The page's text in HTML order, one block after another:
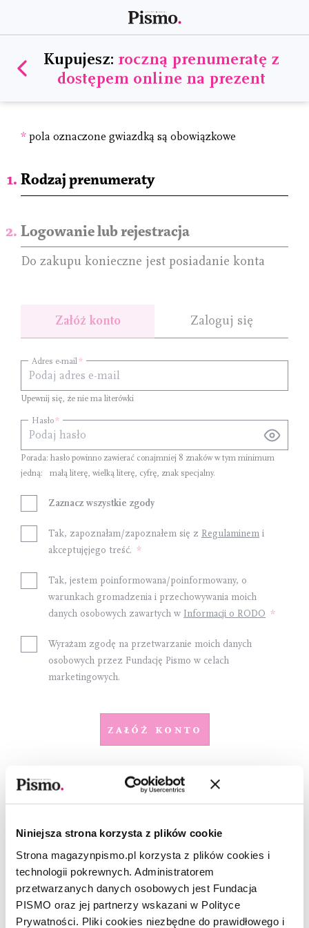
Niniejsza strona korzysta z plików cookie
Strona magazynpismo.pl korzysta z plików cookies i
technologii pokrewnych. Administratorem
przetwarzanych danych osobowych jest Fundacja
PISMO oraz jej partnerzy wskazani w Polityce
Prywatności. Pliki cookies niezbędne do prawidłowego i
Kupujesz: roczną prenumeratę z
dostępem online na prezent
* pola oznaczone gwiazdką są obowiązkowe
Rodzaj prenumeraty
Logowanie lub rejestracja
Do zakupu konieczne jest posiadanie konta
Załóż konto
Adres e-mail
Upewnij się, że nie ma literówki
Hasło
Porada: hasło powinno zawierać conajmniej 8 znakóww tym minimum
jedną:
małą literę, wielką literę, cyfrę, znak specjalny.
Zaznacz wszystkie zgody
Tak, zapoznałam/zapoznałem się z Regulaminem i
akceptujęjego treść.
Tak, jestem poinformowana/poinformowany, o
warunkach gromadzenia i przechowywania moich
danych osobowych zawartych w Informacji o RODO
Wyrażam zgodę na przetwarzanie moich danych
osobowych przez Fundację Pismo w celach
marketingowych.
Załóż konto
Zaloguj się
Dostawa
Sposób dostawy
Orlen Paczka
+ 5 zł do każdego numeru (60 zł rocznie)